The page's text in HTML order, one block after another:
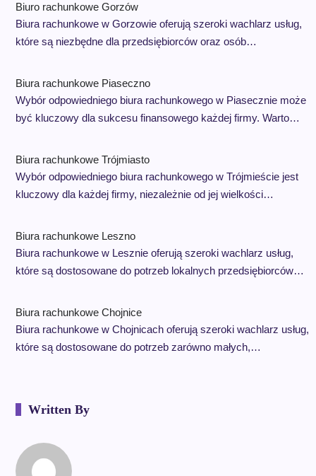
Biuro rachunkowe Gorzów
Biura rachunkowe w Gorzowie oferują szeroki wachlarz usług,
które są niezbędne dla przedsiębiorców oraz osób…
Biura rachunkowe Piaseczno
Wybór odpowiedniego biura rachunkowego w Piasecznie może
być kluczowy dla sukcesu finansowego każdej firmy. Warto…
Biura rachunkowe Trójmiasto
Wybór odpowiedniego biura rachunkowego w Trójmieście jest
kluczowy dla każdej firmy, niezależnie od jej wielkości…
Biura rachunkowe Leszno
Biura rachunkowe w Lesznie oferują szeroki wachlarz usług,
które są dostosowane do potrzeb lokalnych przedsiębiorców…
Biura rachunkowe Chojnice
Biura rachunkowe w Chojnicach oferują szeroki wachlarz usług,
które są dostosowane do potrzeb zarówno małych,…
Written By